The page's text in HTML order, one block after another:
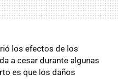
los efectos de los
a cesar durante algunas
es que los daños